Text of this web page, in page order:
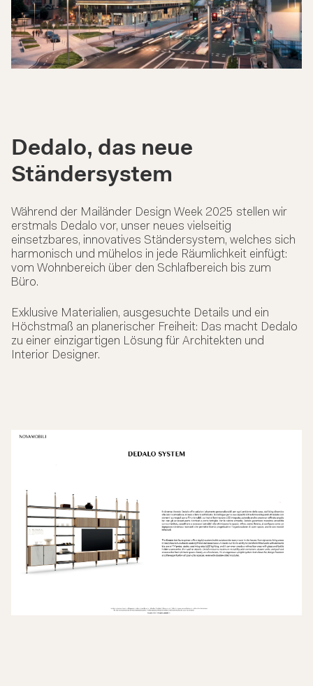
Dedalo, das neue
Ständersystem
Während der Mailänder Design Week 2025 stellen wir
erstmals Dedalo vor, unser neues vielseitig
einsetzbares, innovatives Ständersystem, welches sich
harmonisch und mühelos in jede Räumlichkeit einfügt:
vom Wohnbereich über den Schlafbereich bis zum
Büro.
Exklusive Materialien, ausgesuchte Details und ein
Höchstmaß an planerischer Freiheit: Das macht Dedalo
zu einer einzigartigen Lösung für Architekten und
Interior Designer.